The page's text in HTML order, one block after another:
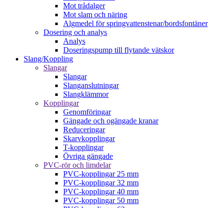
Mot trådalger
Mot slam och näring
Algmedel för springvattenstenar/bordsfontäner
Dosering och analys
Analys
Doseringspump till flytande vätskor
Slang/Koppling
Slangar
Slangar
Slanganslutningar
Slangklämmor
Kopplingar
Genomföringar
Gängade och ogängade kranar
Reduceringar
Skarvkopplingar
T-kopplingar
Övriga gängade
PVC-rör och limdelar
PVC-kopplingar 25 mm
PVC-kopplingar 32 mm
PVC-kopplingar 40 mm
PVC-kopplingar 50 mm